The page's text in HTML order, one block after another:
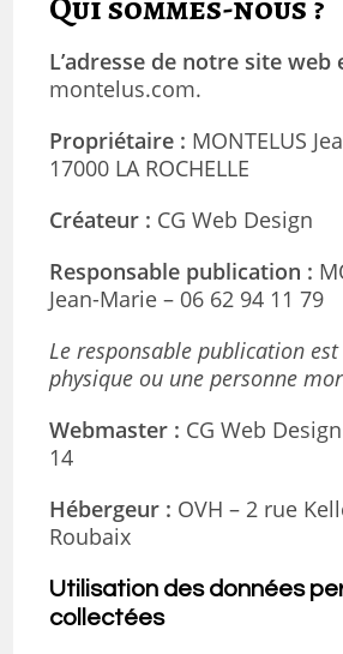
L’adresse de notre site web
montelus.com.
Propriétaire : MONTELUS
17000 LA ROCHELLE
Créateur : CG Web Design
Responsable publication :
Jean-Marie – 06 62 94 11 79
Le responsable publication
physique ou une personne
Webmaster : CG Web
14
Hébergeur : OVH – 2 rue
Roubaix
Utilisation des données
collectées